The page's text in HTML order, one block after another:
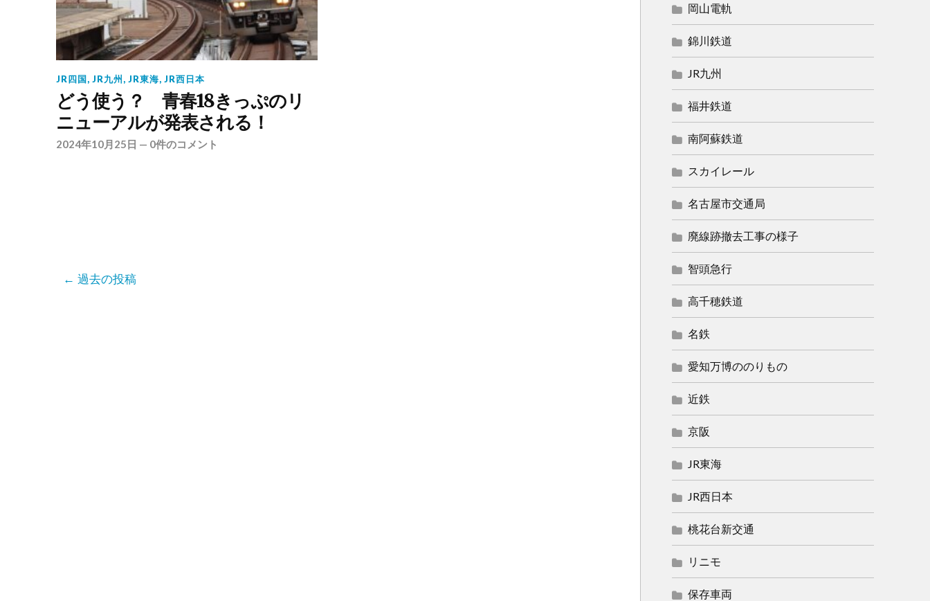
JR四国, JR九州 , JR東海, JR西日本
どう使う？ 青春18きっぷのリ
ニューアルが発表される！
2024年10月25日 — 0件のコメント
過去の投稿
岡山電軌
錦川鉄道
JR九州
福井鉄道
南阿蘇鉄道
スカイレール
名古屋市交通局
廃線跡撤去工事の様子
智頭急行
高千穂鉄道
名鉄
愛知万博ののりもの
近鉄
京阪
JR東海
JR西日本
桃花台新交通
リニモ
保存車両